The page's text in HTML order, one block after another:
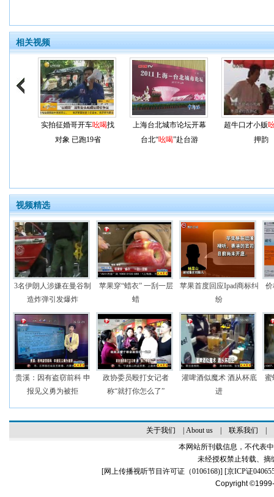
相关视频
实拍征婚哥开车吆喝找
对象 已跑19省
上海台北城市论坛开幕
台北“吆喝”赴台游
超牛口才小贩
押韵
视频精选
3名伊朗人涉嫌在曼谷制
造炸弹引发爆炸
苹果穿“蜡衣” 一刮一层
蜡
苹果首度回应Ipad商标纠
纷
价
贵溪：因有盗窃前科 申
报见义勇为被拒
政协委员殴打女记者
称“就打你怎么了”
灌啤酒似魔术 酒从杯底
进
蜜
关于我们 About us| 联系我们
本网站所刊载信息，不代表
未经授权禁止转载、摘
[网上传播视听节目许可证（0106168)] [京ICP证
Copyright